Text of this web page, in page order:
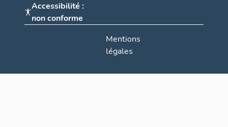
Accessibilité :
non conforme
Mentions
légales